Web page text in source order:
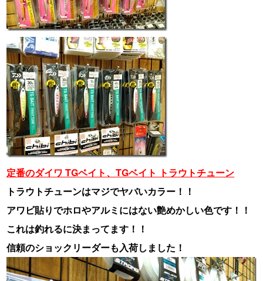
定番のダイワ TGベイト、TGベイト トラウトチューン
トラウトチューンはマジでヤバいカラー！！
アワビ貼りでホロやアルミにはない艶めかしい色です！！
これは釣れるに決まってます！！
信頼のショックリーダーも入荷しました！